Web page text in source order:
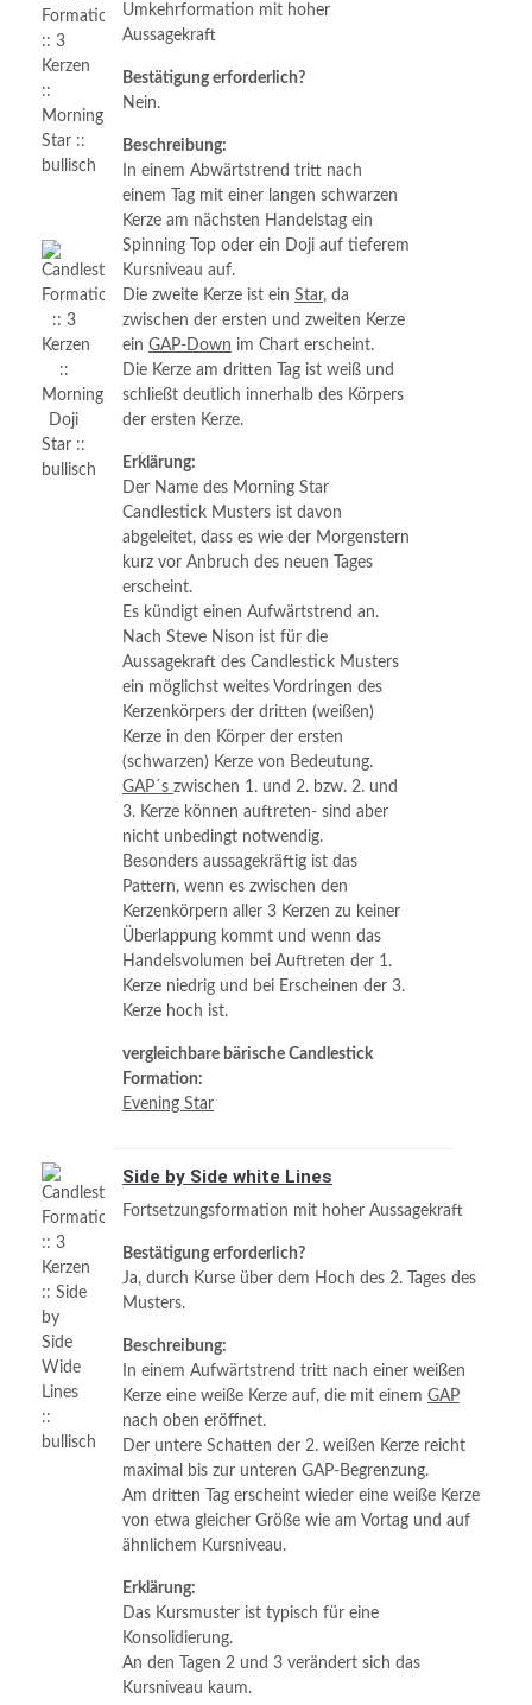
Umkehrformation mit hoher
Aussagekraft
Bestätigung erforderlich?
Nein.
Beschreibung:
In einem Abwärtstrend tritt nach
einem Tag mit einer langen schwarzen
Kerze am nächsten Handelstag ein
Spinning Top oder ein Doji auf tieferem
Kursniveau auf.
Die zweite Kerze ist ein Star, da
zwischen der ersten und zweiten Kerze
ein GAP-Down im Chart erscheint.
Die Kerze am dritten Tag ist weiß und
schließt deutlich innerhalb des Körpers
der ersten Kerze.
Erklärung:
Der Name des Morning Star
Candlestick Musters ist davon
abgeleitet, dass es wie der Morgenstern
kurz vor Anbruch des neuen Tages
erscheint.
Es kündigt einen Aufwärtstrend an.
Nach Steve Nison ist für die
Aussagekraft des Candlestick Musters
ein möglichst weites Vordringen des
Kerzenkörpers der dritten (weißen)
Kerze in den Körper der ersten
(schwarzen) Kerze von Bedeutung.
GAP´s zwischen 1. und 2. bzw. 2. und
3. Kerze können auftreten- sind aber
nicht unbedingt notwendig.
Besonders aussagekräftig ist das
Pattern, wenn es zwischen den
Kerzenkörpern aller 3 Kerzen zu keiner
Überlappung kommt und wenn das
Handelsvolumen bei Auftreten der 1.
Kerze niedrig und bei Erscheinen der 3.
Kerze hoch ist.
vergleichbare bärische Candlestick
Formation:
Evening Star
Side by Side white Lines
Fortsetzungsformation mit hoher Aussagekraft
Bestätigung erforderlich?
Ja, durch Kurse über dem Hoch des 2. Tages des
Musters.
Beschreibung:
In einem Aufwärtstrend tritt nach einer weißen
Kerze eine weiße Kerze auf, die mit einem GAP
nach oben eröffnet.
Der untere Schatten der 2. weißen Kerze reicht
maximal bis zur unteren GAP-Begrenzung.
Am dritten Tag erscheint wieder eine weiße Kerze
von etwa gleicher Größe wie am Vortag und auf
ähnlichem Kursniveau.
Erklärung:
Das Kursmuster ist typisch für eine
Konsolidierung.
An den Tagen 2 und 3 verändert sich das
Kursniveau kaum.